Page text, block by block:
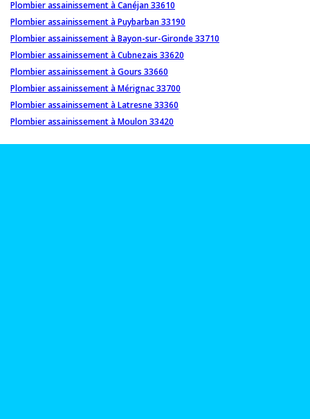
Plombier assainissement à Canéjan 33610
Plombier assainissement à Puybarban 33190
Plombier assainissement à Bayon-sur-Gironde 33710
Plombier assainissement à Cubnezais 33620
Plombier assainissement à Gours 33660
Plombier assainissement à Mérignac 33700
Plombier assainissement à Latresne 33360
Plombier assainissement à Moulon 33420